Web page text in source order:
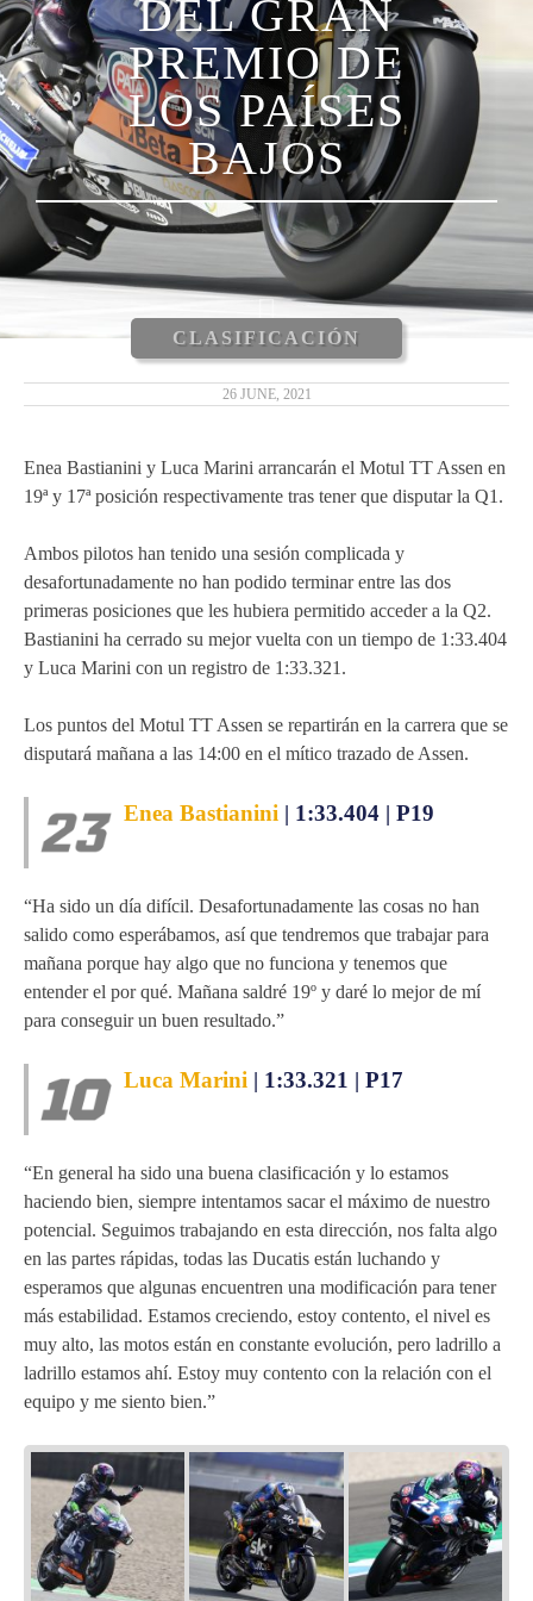
LUCA MARINI
ENEA BASTIANINI
NICCOLÒ ANTONELLI
CARLOS TATAY
XAVIER CARDELÚS
ERIC GRANADO
ANDRÉ PIRES
MOTOGP 2019
MOTOE 2019
MOTOGP 2018
TEMPORADA 2017
DEL GRAN
PREMIO DE
LOS PAÍSES
BAJOS
CLASIFICACIÓN
26 JUNE, 2021
Enea Bastianini y Luca Marini arrancarán el Motul TT Assen en
19ª y 17ª posición respectivamente tras tener que disputar la Q1.
Ambos pilotos han tenido una sesión complicada y
desafortunadamente no han podido terminar entre las dos
primeras posiciones que les hubiera permitido acceder a la Q2.
Bastianini ha cerrado su mejor vuelta con un tiempo de 1:33.404
y Luca Marini con un registro de 1:33.321.
Los puntos del Motul TT Assen se repartirán en la carrera que se
disputará mañana a las 14:00 en el mítico trazado de Assen.
Enea Bastianini | 1:33.404 | P19
“Ha sido un día difícil. Desafortunadamente las cosas no han
salido como esperábamos, así que tendremos que trabajar para
mañana porque hay algo que no funciona y tenemos que
entender el por qué. Mañana saldré 19º y daré lo mejor de mí
para conseguir un buen resultado.”
Luca Marini | 1:33.321 | P17
“En general ha sido una buena clasificación y lo estamos
haciendo bien, siempre intentamos sacar el máximo de nuestro
potencial. Seguimos trabajando en esta dirección, nos falta algo
en las partes rápidas, todas las Ducatis están luchando y
esperamos que algunas encuentren una modificación para tener
más estabilidad. Estamos creciendo, estoy contento, el nivel es
muy alto, las motos están en constante evolución, pero ladrillo a
ladrillo estamos ahí. Estoy muy contento con la relación con el
equipo y me siento bien.”